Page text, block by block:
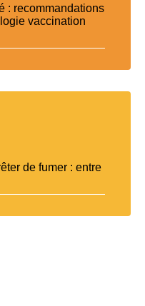
: recommandations
vaccination
de fumer : entre